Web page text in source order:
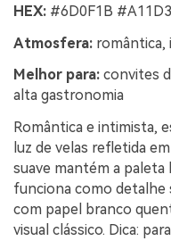
HEX: #6D0F1B
Atmosfera: romântica,
Melhor para: convites
alta gastronomia
Romântica e intimista,
luz de velas refletida
suave mantém a
funciona como detalhe
com papel branco
visual clássico. Dica: